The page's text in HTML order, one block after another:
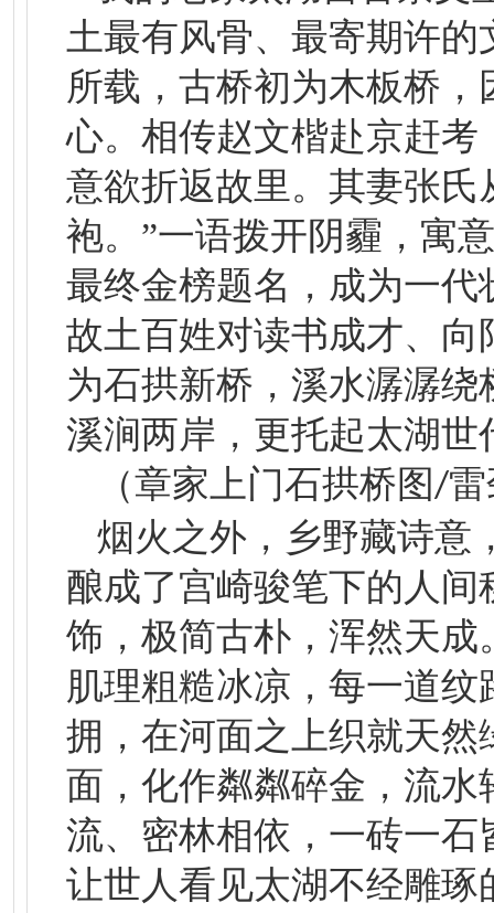
土最有风骨、最寄期许
所载，古桥初为木板桥
心。相传赵文楷赴京赶
意欲折返故里。其妻张
袍。”一语拨开阴霾，寓
最终金榜题名，成为一
故土百姓对读书成才、
为石拱新桥，溪水潺潺
溪涧两岸，更托起太湖
（章家上门石拱桥图/雷
烟火之外，乡野藏诗意
酿成了宫崎骏笔下的人
饰，极简古朴，浑然天
肌理粗糙冰凉，每一道
拥，在河面之上织就天
面，化作粼粼碎金，流
流、密林相依，一砖一
让世人看见太湖不经雕